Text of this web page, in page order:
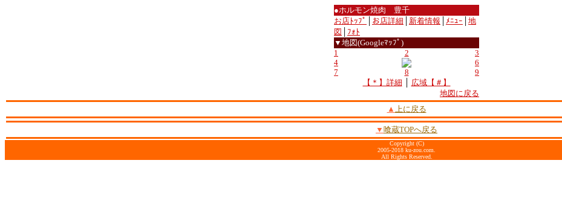
●ホルモン焼肉 豊千
お店ﾄｯﾌﾟ
お店詳細 新着情報 ﾒﾆｭｰ
地
図
ﾌｫﾄ
▼地図(Googleﾏｯﾌﾟ)
1
2
3
4
6
7
8
9
【＊】詳細
広域【＃】
地図に戻る
▲ 上に戻る
▼ 喰蔵TOPへ戻る
Copyright (C)
2005-2018 ku-zou.com.
All Rights Reserved.